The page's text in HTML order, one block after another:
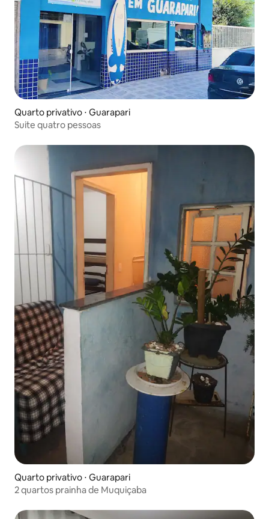
Quarto privativo ⋅ Guarapari
Suite quatro pessoas
Quarto privativo ⋅ Guarapari
2 quartos prainha de Muquiçaba